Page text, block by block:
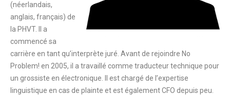
(néerlandais,
anglais, français) de
la PHVT. Il a
commencé sa
carrière en tant qu’interprète juré. Avant de rejoindre No
Problem! en 2005, il a travaillé comme traducteur technique pour
un grossiste en électronique. Il est chargé de l’expertise
linguistique en cas de plainte et est également CFO depuis peu.